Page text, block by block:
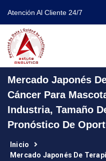
Atención Al Cliente 24/7
Mercado Japonés
Cáncer Para
Industria, Tamaño
Pronóstico De
Inicio
Mercado Japonés De